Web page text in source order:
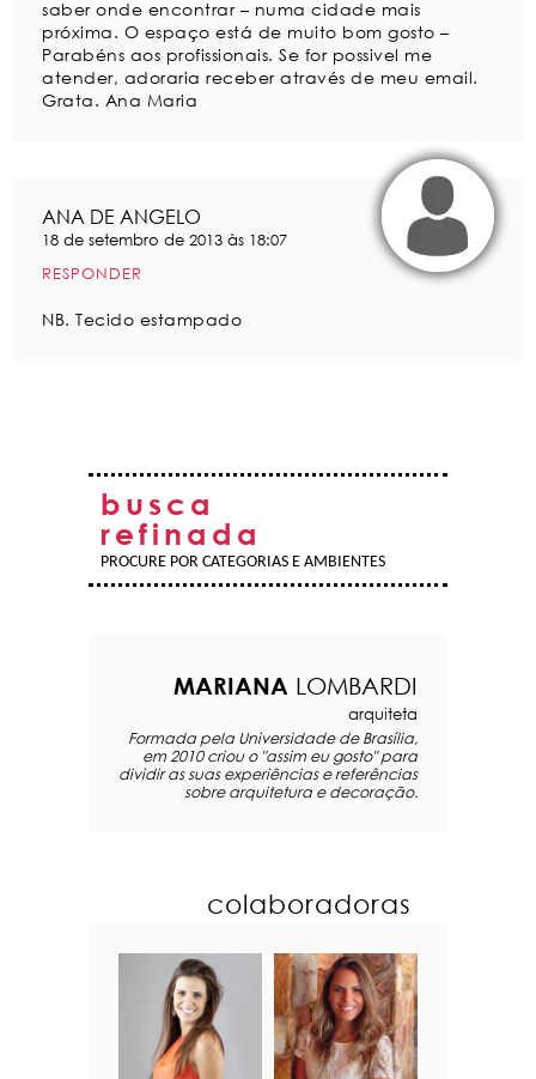
saber onde encontrar – numa cidade mais
próxima. O espaço está de muito bom gosto –
Parabéns aos profissionais. Se for possivel me
atender, adoraria receber através de meu email.
Grata. Ana Maria
ANA DE ANGELO
18 de setembro de 2013 às 18:07
RESPONDER
NB. Tecido estampado
busca
refinada
PROCURE POR CATEGORIAS E AMBIENTES
MARIANA LOMBARDI
arquiteta
Formada pela Universidade de Brasília,
em 2010 criou o "assim eu gosto" para
dividir as suas experiências e referências
sobre arquitetura e decoração.
colaboradoras